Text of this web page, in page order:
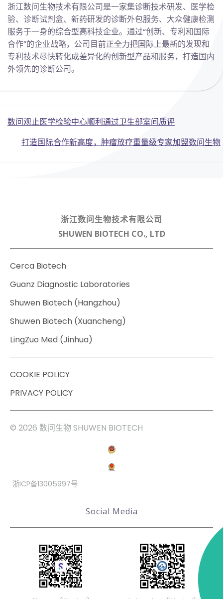
浙江数问生物技术有限公司是一家集诊断技术研发、医学检
验、诊断试剂盒、新药研发的诊断外包服务、大众健康检测
服务于一身的综合型高科技企业。通过“创新、专利和国际
合作”的企业战略，公司目前正全力把国际上最新的发现和
专利技术尽快转化成差异化的创新型产品和服务，打造国内
外领先的诊断公司。
Post
navigation
数问观止医学检验中心顺利通过卫生部室间质评
Post
打造国际合作新高度，肿瘤放疗重量级专家加盟数问生物
浙江数问生物技术有限公司
SHUWEN BIOTECH CO., LTD
Cerca Biotech
Guanz Diagnostic Laboratories
Shuwen Biotech (Hangzhou)
Shuwen Biotech (Xuancheng)
LingZuo Med (Jinhua)
COOKIE POLICY
PRIVACY POLICY
© 2026 数问生物 SHUWEN BIOTECH
浙ICP备13005997号
Social Media